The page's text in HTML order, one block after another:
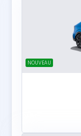
NOUVEAU